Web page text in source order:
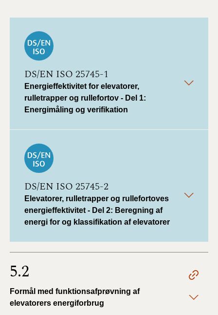
DS/EN ISO 25745-1
Energieffektivitet for elevatorer,
rulletrapper og rullefortov - Del 1:
Energimåling og verifikation
DS/EN ISO 25745-2
Elevatorer, rulletrapper og rullefortoves
energieffektivitet - Del 2: Beregning af
energi for og klassifikation af elevatorer
5.2
Formål med funktionsafprøvning af
elevatorers energiforbrug